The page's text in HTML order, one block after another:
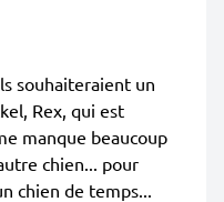
souhaiteraient un
Rex, qui est
manque beaucoup
chien... pour
chien de temps...